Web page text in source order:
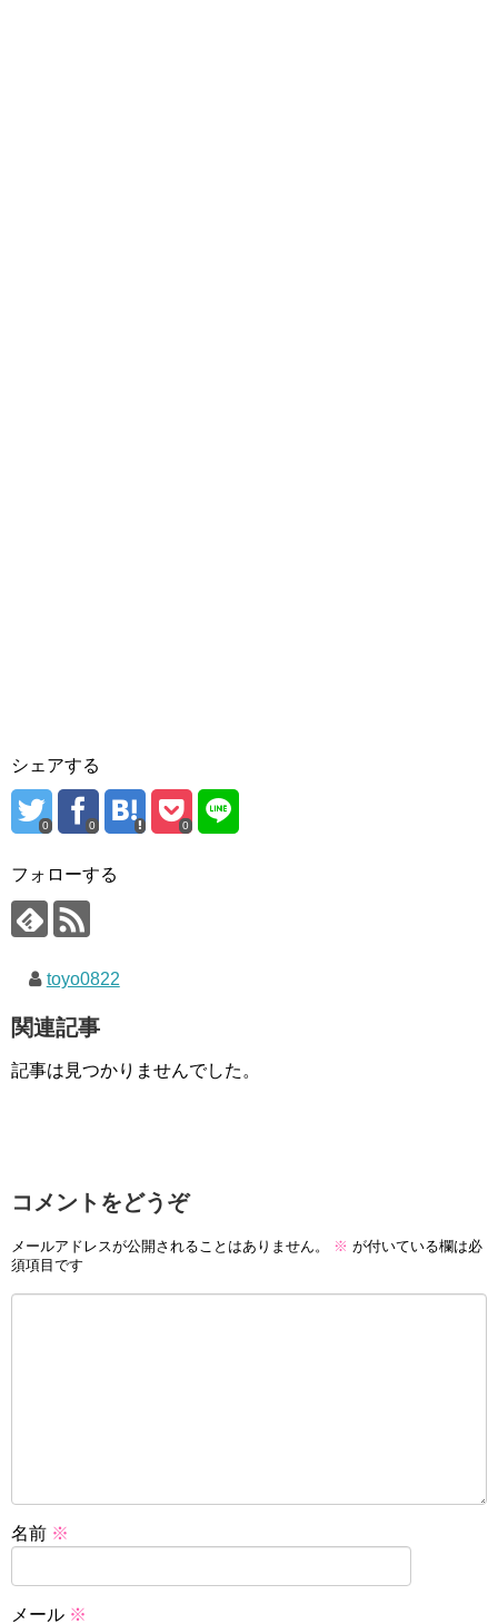
シェアする
0 0 0
フォローする
toyo0822
関連記事
記事は見つかりませんでした。
コメントをどうぞ
メールアドレスが公開されることはありません。 ※ が付いている欄は必
須項目です
名前 ※
メール ※